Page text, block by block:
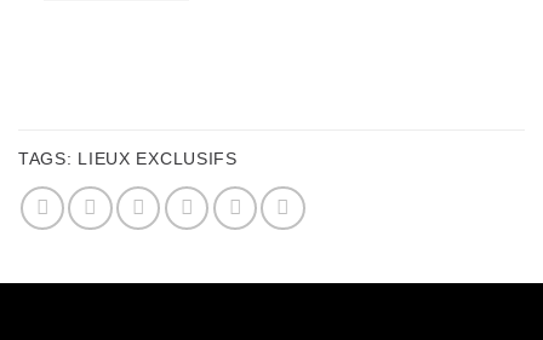
TAGS: LIEUX EXCLUSIFS